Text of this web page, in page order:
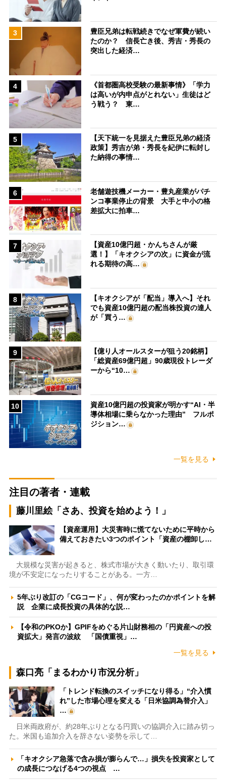
3
豊臣兄弟は転戦続きでなぜ軍費が続い
たのか？ 信長亡き後、秀吉・秀長の
突出した経済…
4
《首都圏高校受験の最新事情》「学力
は高いが内申点がとれない」生徒はど
う戦う？ 東…
5
【天下統一を見据えた豊臣兄弟の経済
政策】秀吉が弟・秀長を紀伊に転封し
た納得の事情…
6
老舗遊技機メーカー・豊丸産業がパチ
ンコ事業停止の背景 大手と中小の格
差拡大に拍車…
7
【資産10億円超・かんちさんが厳
選！】「キオクシアの次」に資金が流
れる期待の高…
8
【キオクシアが「配当」導入へ】それ
でも資産10億円超の配当株投資の達人
が「買う…
9
【億り人オールスターが狙う20銘柄】
「総資産69億円超」90歳現役トレーダ
ーから“10…
10
資産10億円超の投資家が明かす“AI・半
導体相場に乗らなかった理由” フルポ
ジション…
一覧を見る
注目の著者・連載
藤川里絵「さあ、投資を始めよう！」
【資産運用】大災害時に慌てないために平時から
備えておきたい3つのポイント「資産の棚卸し…
大規模な災害が起きると、株式市場が大きく動いたり、取引環
境が不安定になったりすることがある。一方…
5年ぶり改訂の「CGコード」、何が変わったのかポイントを解
説 企業に成長投資の具体的な説…
【令和のPKOか】GPIFをめぐる片山財務相の「円資産への投
資拡大」発言の波紋 「国債重視」…
一覧を見る
森口亮「まるわかり市況分析」
「トレンド転換のスイッチになり得る」“介入慣
れ”した市場心理を変える「日米協調為替介入」
…
日米両政府が、約28年ぶりとなる円買いの協調介入に踏み切っ
た。米国も追加介入を辞さない姿勢を示して…
「キオクシア急落で含み損が膨らんで…」損失を投資家として
の成長につなげる4つの視点 …